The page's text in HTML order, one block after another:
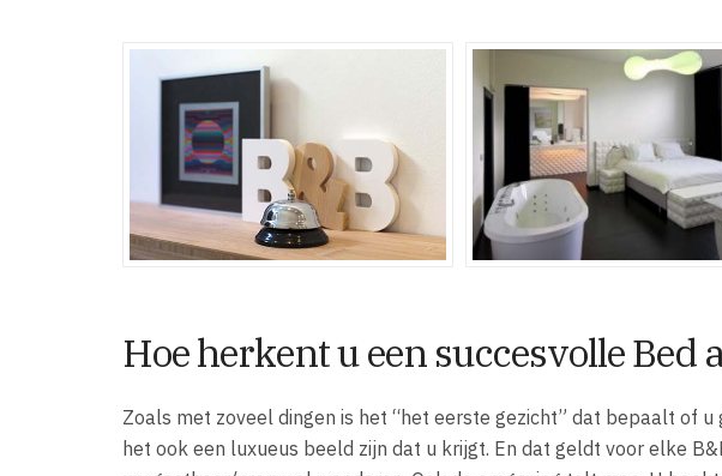
Hoe herkent u een succesvolle Bed
Zoals met zoveel dingen is het “het eerste gezicht” dat bepaalt of
het ook een luxueus beeld zijn dat u krijgt. En dat geldt voor elke